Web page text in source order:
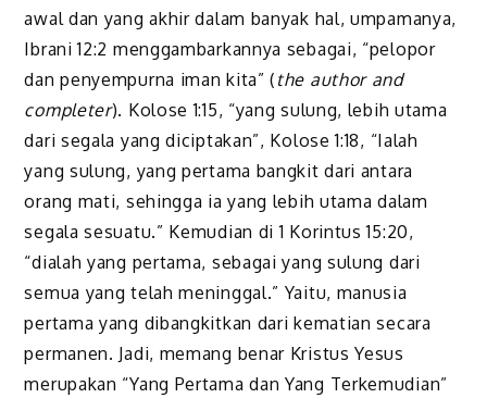
awal dan yang akhir dalam banyak hal, umpamanya,
Ibrani 12:2 menggambarkannya sebagai, “pelopor
dan penyempurna iman kita” ( the author and
completer). Kolose 1:15, “yang sulung, lebih utama
dari segala yang diciptakan”, Kolose 1:18, “Ialah
yang sulung, yang pertama bangkit dari antara
orang mati, sehingga ia yang lebih utama dalam
segala sesuatu.” Kemudian di 1 Korintus 15:20,
“dialah yang pertama, sebagai yang sulung dari
semua yang telah meninggal.” Yaitu, manusia
pertama yang dibangkitkan dari kematian secara
permanen. Jadi, memang benar Kristus Yesus
merupakan “Yang Pertama dan Yang Terkemudian”